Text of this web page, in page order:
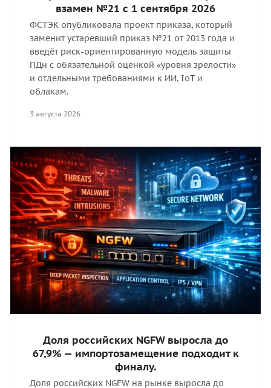
взамен №21 с 1 сентября 2026
ФСТЭК опубликовала проект приказа, который
заменит устаревший приказ №21 от 2013 года и
введёт риск-ориентированную модель защиты
ПДн с обязательной оценкой «уровня зрелости»
и отдельными требованиями к ИИ, IoT и
облакам.
3 августа 2026
Доля российских NGFW выросла до
67,9% — импортозамещение подходит к
финалу.
Доля российских NGFW на рынке выросла до